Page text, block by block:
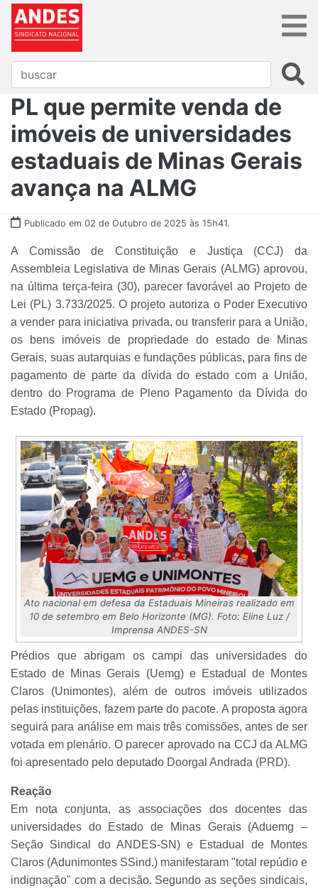
PL que permite venda de
imóveis de universidades
estaduais de Minas Gerais
avança na ALMG
Publicado em 02 de Outubro de 2025 às 15h41.
A Comissão de Constituição e Justiça (CCJ) da
Assembleia Legislativa de Minas Gerais (ALMG) aprovou,
na última terça-feira (30), parecer favorável ao Projeto de
Lei (PL) 3.733/2025. O projeto autoriza o Poder Executivo
a vender para iniciativa privada, ou transferir para a União,
os bens imóveis de propriedade do estado de Minas
Gerais, suas autarquias e fundações públicas, para fins de
pagamento de parte da dívida do estado com a União,
dentro do Programa de Pleno Pagamento da Dívida do
Estado (Propag).
Ato nacional em defesa da Estaduais Mineiras realizado em
10 de setembro em Belo Horizonte (MG). Foto: Eline Luz /
Imprensa ANDES-SN
Prédios que abrigam os campi das universidades do
Estado de Minas Gerais (Uemg) e Estadual de Montes
Claros (Unimontes), além de outros imóveis utilizados
pelas instituições, fazem parte do pacote. A proposta agora
seguirá para análise em mais três comissões, antes de ser
votada em plenário. O parecer aprovado na CCJ da ALMG
foi apresentado pelo deputado Doorgal Andrada (PRD).
Reação
Em nota conjunta, as associações dos docentes das
universidades do Estado de Minas Gerais (Aduemg –
Seção Sindical do ANDES-SN) e Estadual de Montes
Claros (Adunimontes SSind.) manifestaram "total repúdio e
indignação" com a decisão. Segundo as seções sindicais,